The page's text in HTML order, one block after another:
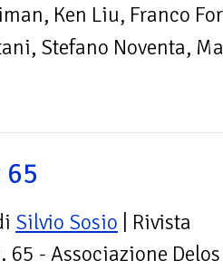
Ken Liu, Franco
Stefano Noventa,
65
Silvio Sosio | Rivista
65 - Associazione Delos